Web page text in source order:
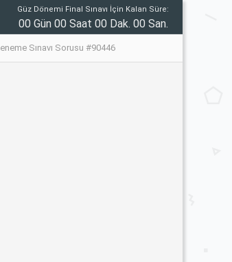
Güz Dönemi Final Sınavı İçin Kalan Süre:
00 Gün 00 Saat 00 Dak. 00 San.
Sınavı Sorusu #90446